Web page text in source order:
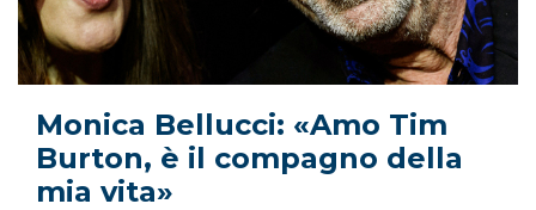
Monica Bellucci: «Amo Tim
Burton, è il compagno della
mia vita»